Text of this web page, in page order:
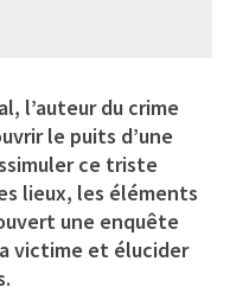
l’auteur du crime
le puits d’une
ce triste
lieux, les éléments
une enquête
victime et élucider